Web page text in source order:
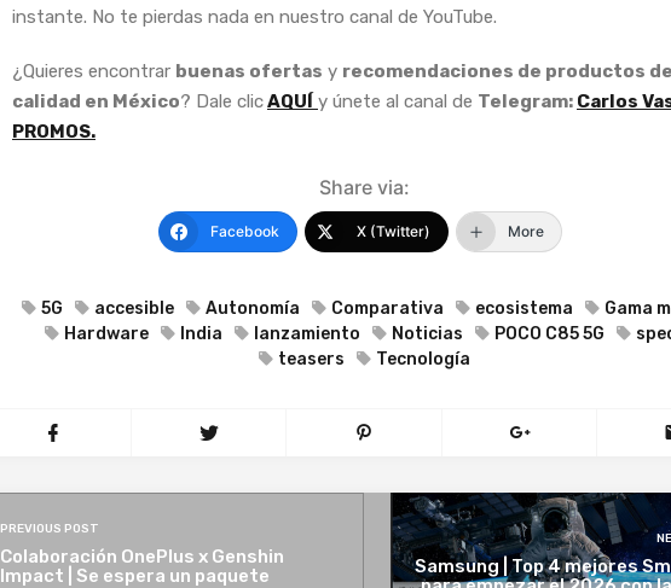
instante. No te pierdas nada en nuestro canal de YouTube.
¿Quieres encontrar buenas ofertas y recomendaciones de productos de
calidad en México? Dale clicAQUÍ y únete al canal de Telegram: Carlos
PROMOS.
Share via:
Facebook X (Twitter) More
5G accesible Autonomía Comparativa ecosistema
Gama
Hardware
India lanzamiento Noticias POCO C85 5G
teasers
Tecnología
PREVIOUS POST
Colaboración OnePlus x Genshin
Impact | Se espera un paquete
Samsung | Top 4 mejores